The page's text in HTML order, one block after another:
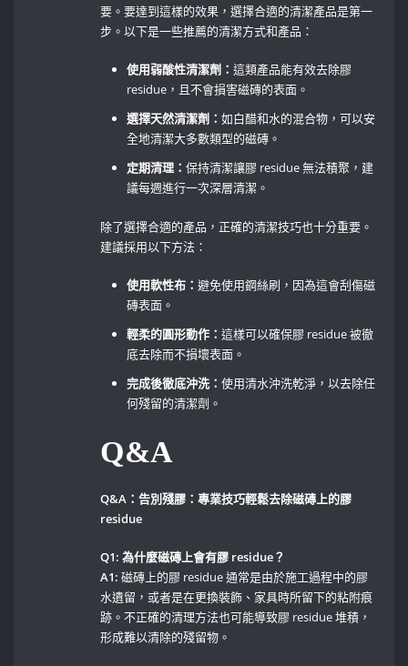
要。要達到這樣的效果，選擇合適的清潔產品是第一
步。以下是一些推薦的清潔方式和產品：
使用弱酸性清潔劑：這類產品能有效去除膠
residue，且不會損害磁磚的表面。
選擇天然清潔劑：如白醋和水的混合物，可以安
全地清潔大多數類型的磁磚。
定期清理：保持清潔讓膠‍ residue 無法積聚，建
議每週進行一次深層清潔。
除了選擇合適的產品，正確的清潔技巧也十分重要。
建議採用以下方法：
使用軟性布：避免使用鋼絲刷，因為這會刮傷磁
磚表面。
輕柔的圓形動作：這樣可以確保膠 residue 被徹
底去除而不損壞表面。
完成後徹底沖洗：使用清水沖洗乾淨，以去除任
何殘留的清潔劑。
Q&A
Q&A：告別殘膠：專業技巧輕鬆去除磁磚上的膠⁣
residue
Q1:⁢ 為什麼磁磚上會有膠 ‍residue？
A1: 磁磚上的膠 residue‍ 通常是由於施工過程中的膠
水遺留，或者是在更換裝飾、家具時所留下的粘附痕
跡。不正確的清理方法也可能導致膠 ⁢residue​ 堆積，
形成難以清除的殘留物。